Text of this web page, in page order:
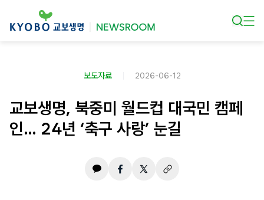
보도자료 2026-06-12
교보생명, 북중미 월드컵 대국민 캠페
인… 24년 ‘축구 사랑’ 눈길